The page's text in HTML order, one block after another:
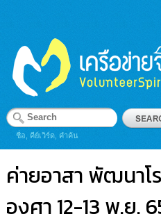
ชื่อ, คีย์เวิร์ด, คำค้น
ค่ายอาสา พัฒนาโ
องศา 12-13 พ.ย.